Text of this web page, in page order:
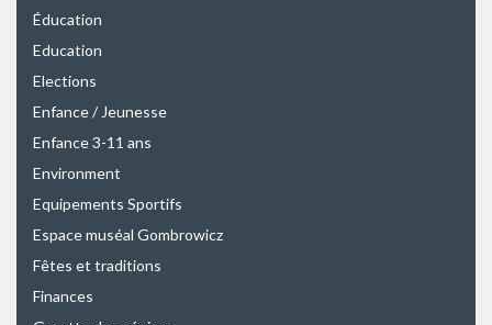
Éducation
Education
Elections
Enfance / Jeunesse
Enfance 3-11 ans
Environment
Equipements Sportifs
Espace muséal Gombrowicz
Fêtes et traditions
Finances